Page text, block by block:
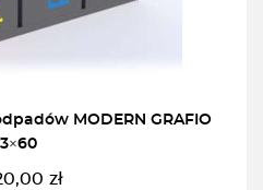
MODERN GRAFIO
3×60
zł